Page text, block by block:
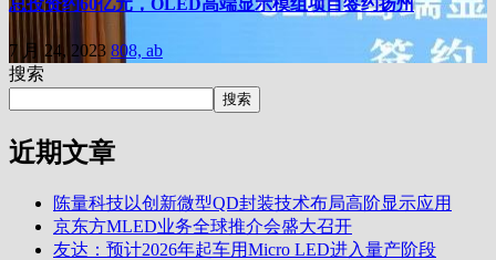
7 月 24, 2023 808, ab
搜索
搜索
近期文章
陈量科技以创新微型QD封装技术布局高阶显示应用
京东方MLED业务全球推介会盛大召开
友达：预计2026年起车用Micro LED进入量产阶段